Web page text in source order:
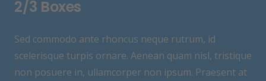
2/3 Boxes
Sed commodo ante rhoncus neque rutrum, id
scelerisque turpis ornare. Aenean quam nisl, tristique
non posuere in, ullamcorper non ipsum. Praesent at